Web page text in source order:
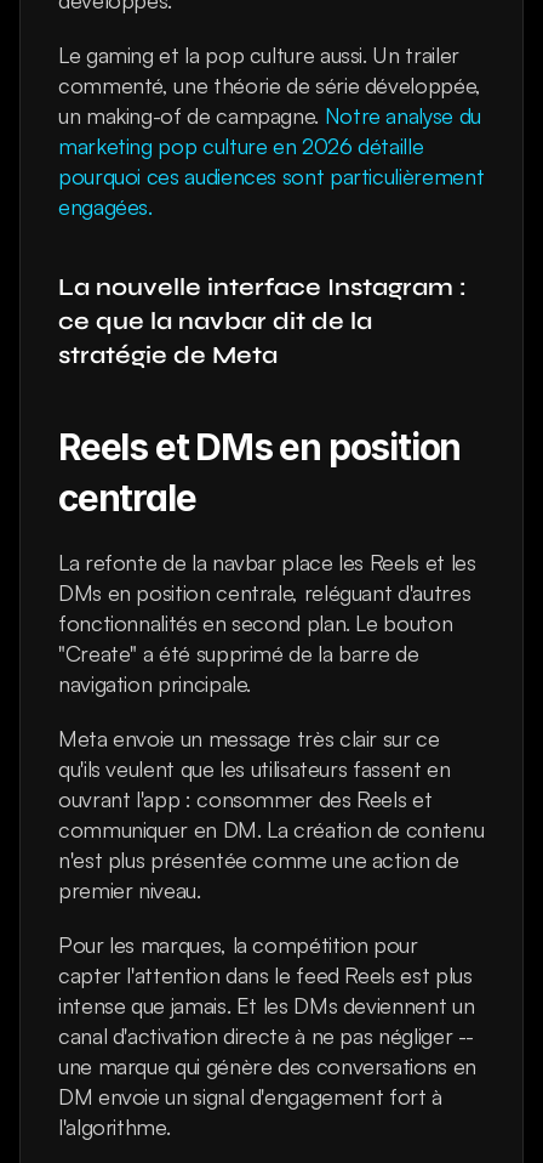
Le gaming et la pop culture aussi. Un trailer
commenté, une théorie de série développée,
un making-of de campagne. Notre analyse du
marketing pop culture en 2026 détaille
pourquoi ces audiences sont particulièrement
engagées.
La nouvelle interface Instagram :
ce que la navbar dit de la
stratégie de Meta
Reels et DMs en position
centrale
La refonte de la navbar place les Reels et les
DMs en position centrale, reléguant d'autres
fonctionnalités en second plan. Le bouton
"Create" a été supprimé de la barre de
navigation principale.
Meta envoie un message très clair sur ce
qu'ils veulent que les utilisateurs fassent en
ouvrant l'app : consommer des Reels et
communiquer en DM. La création de contenu
n'est plus présentée comme une action de
premier niveau.
Pour les marques, la compétition pour
capter l'attention dans le feed Reels est plus
intense que jamais. Et les DMs deviennent un
canal d'activation directe à ne pas négliger --
une marque qui génère des conversations en
DM envoie un signal d'engagement fort à
l'algorithme.